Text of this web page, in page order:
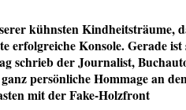
kühnsten Kindheitsträume,
erfolgreiche Konsole. Gerade ist
schrieb der Journalist,
persönliche Hommage an
mit der Fake-Holzfront